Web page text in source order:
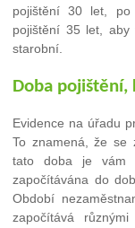
pojištění 30 let, po
pojištění 35 let, aby
starobní.
Doba pojištění,
Evidence na úřadu
To znamená, že se
tato doba je vám
započítávána do
Období
započítává